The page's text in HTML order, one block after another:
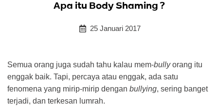
Apa itu Body Shaming ?
25 Januari 2017
Semua orang juga sudah tahu kalau mem-bullyorang itu
enggak baik. Tapi, percaya atau enggak, ada satu
fenomena yang mirip-mirip dengan bullying, sering banget
terjadi, dan terkesan lumrah.